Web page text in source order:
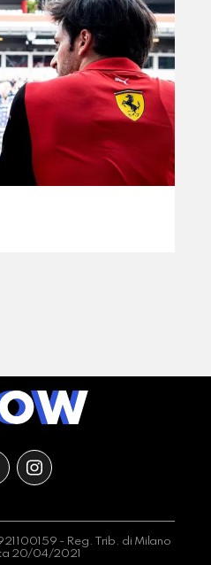
- Reg. Trib. di Milano
20/04/2021